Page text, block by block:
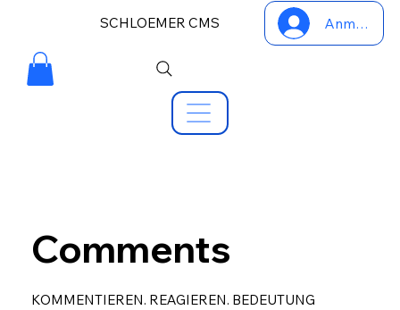
SCHLOEMER CMS Anmelden
Comments
KOMMENTIEREN. REAGIEREN. BEDEUTUNG